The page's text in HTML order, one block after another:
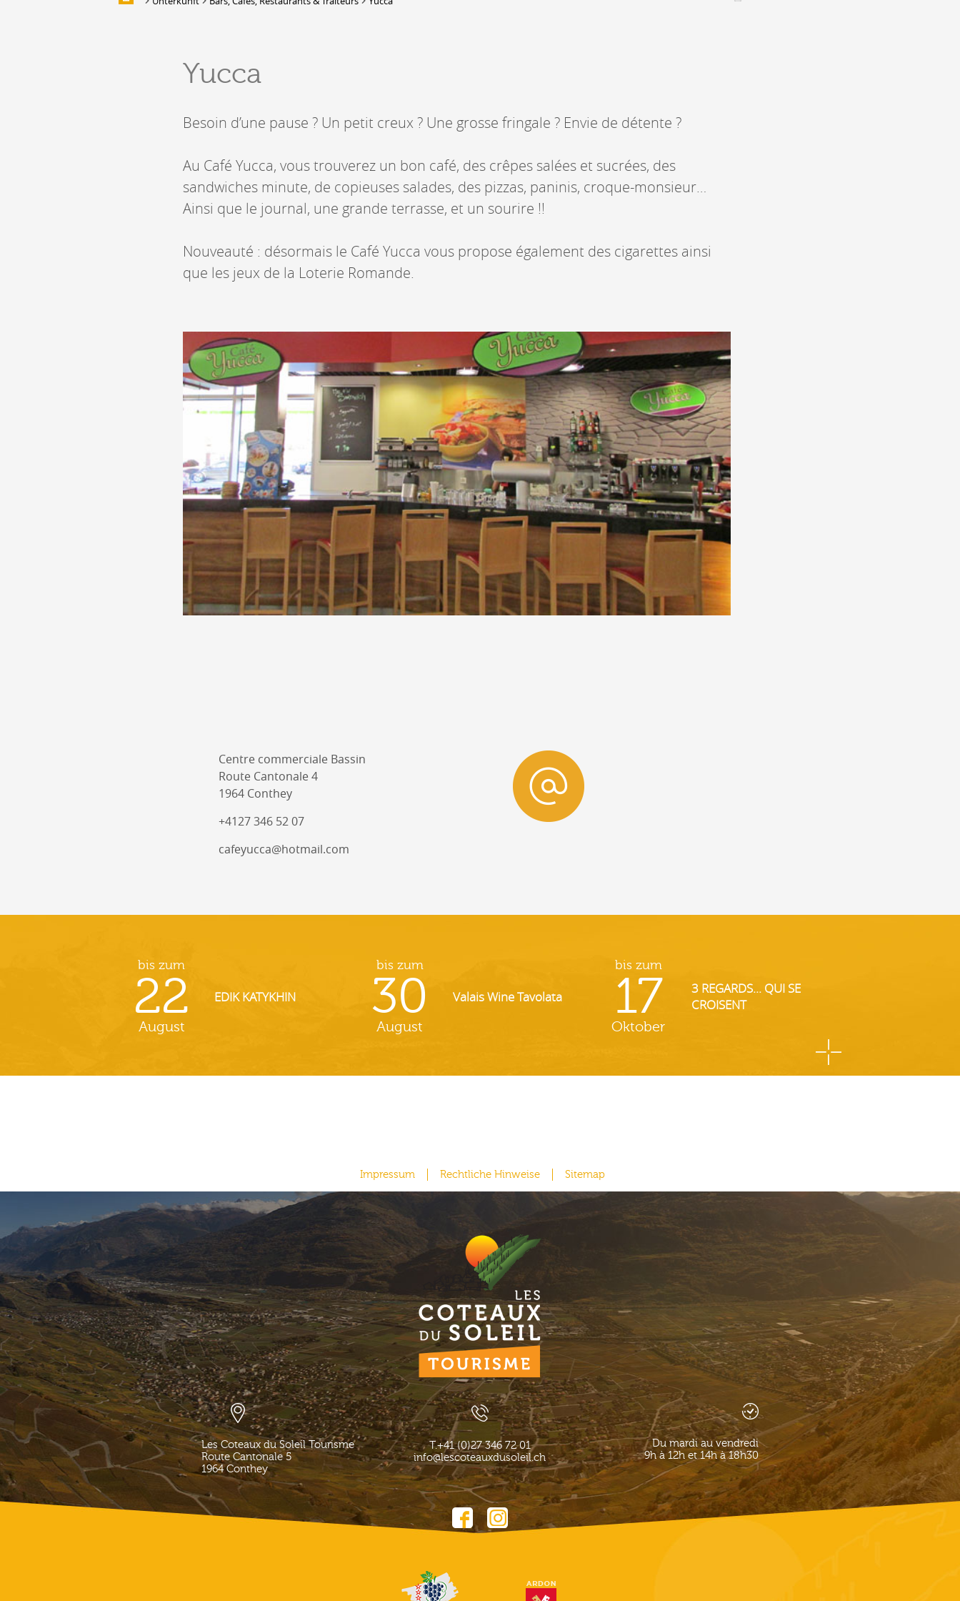
Multimedia
Unterbringung
Bars, Cafés, Restaurants &
Caveaux de dégustation
Randonnées
Histoire et légendes
Hébergement
Accès
Eine Veranstaltung ankündigen
Figurer sur notre newsletter
Boîtes à idées
Yucca
Besoin d’une pause ? Un petit creux ? Une grosse fringale ? Envie de détente ?
Au Café Yucca, vous trouverez un bon café, des crêpes salées et sucrées, des
sandwiches minute, de copieuses salades, des pizzas, paninis, croque-monsieur…
Ainsi que le journal, une grande terrasse, et un sourire !!
Nouveauté : désormais le Café Yucca vous propose également des cigarettes ainsi
que les jeux de la Loterie Romande.
Centre commerciale Bassin
Route Cantonale 4
1964 Conthey
+4127 346 52 07
cafeyucca@hotmail.com
bis zum
22
August
EDIK KATYKHIN
bis zum
30
August
Valais Wine Tavolata
bis zum
17
Oktober
3 REGARDS... QUI SE
CROISENT
Impressum Rechtliche Hinweise Sitemap
Les Coteaux du Soleil Tourisme
Route Cantonale 5
1964 Conthey
T.+41 (0)27 346 72 01
info@lescoteauxdusoleil.ch
Du mardi au vendredi
9h à 12h et 14h à 18h30